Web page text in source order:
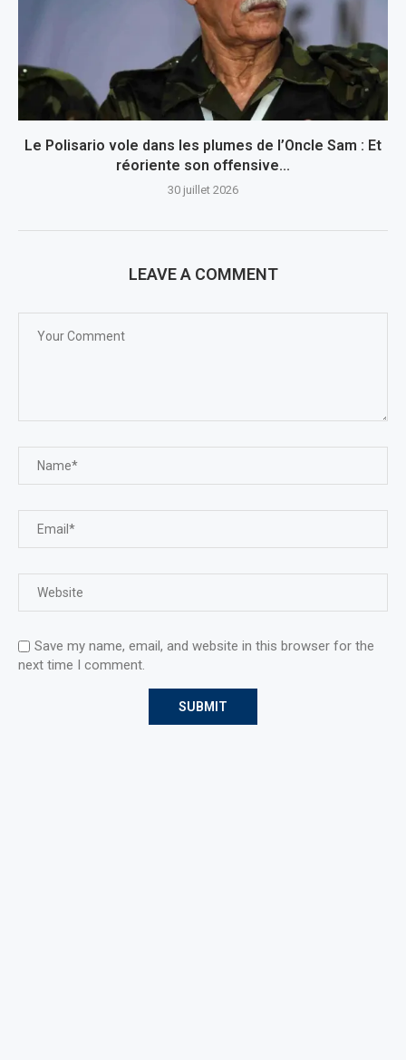
Le Polisario vole dans les plumes de l’Oncle Sam : Et
réoriente son offensive...
30 juillet 2026
LEAVE A COMMENT
Save my name, email, and website in this browser for the
next time I comment.